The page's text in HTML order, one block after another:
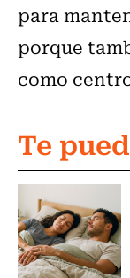
para
porque
como
Te